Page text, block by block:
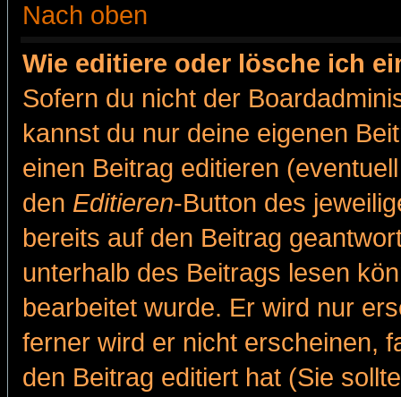
Nach oben
Wie editiere oder lösche ich
Sofern du nicht der
kannst du nur deine eigenen
einen Beitrag editieren
den Editieren-Button des
bereits auf den Beitrag
unterhalb des Beitrags lesen
bearbeitet wurde. Er wird nur
ferner wird er nicht erscheinen,
den Beitrag editiert hat (Sie